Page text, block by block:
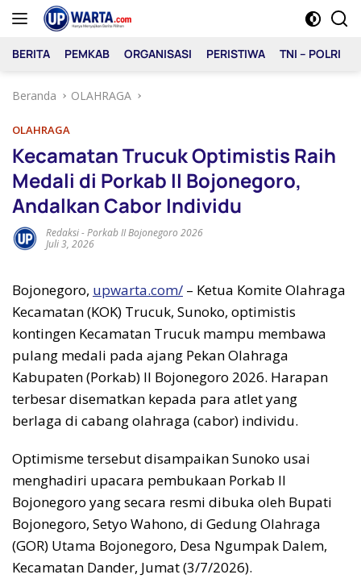
Langsung
BERITA PEMKAB ORGANISASI PERISTIWA TNI – POLRI
Beranda OLAHRAGA
OLAHRAGA
Kecamatan Trucuk Optimistis Raih
Medali di Porkab II Bojonegoro,
Andalkan Cabor Individu
Redaksi-Porkab II Bojonegoro 2026
Juli 3, 2026
Bojonegoro, upwarta.com/ – Ketua Komite Olahraga
Kecamatan (KOK) Trucuk, Sunoko, optimistis
kontingen Kecamatan Trucuk mampu membawa
pulang medali pada ajang Pekan Olahraga
Kabupaten (Porkab) II Bojonegoro 2026. Harapan
terbesar disematkan kepada para atlet yang
berlaga di cabang olahraga (cabor) individu.
Optimisme tersebut disampaikan Sunoko usai
menghadiri upacara pembukaan Porkab II
Bojonegoro yang secara resmi dibuka oleh Bupati
Bojonegoro, Setyo Wahono, di Gedung Olahraga
(GOR) Utama Bojonegoro, Desa Ngumpak Dalem,
Kecamatan Dander, Jumat (3/7/2026).